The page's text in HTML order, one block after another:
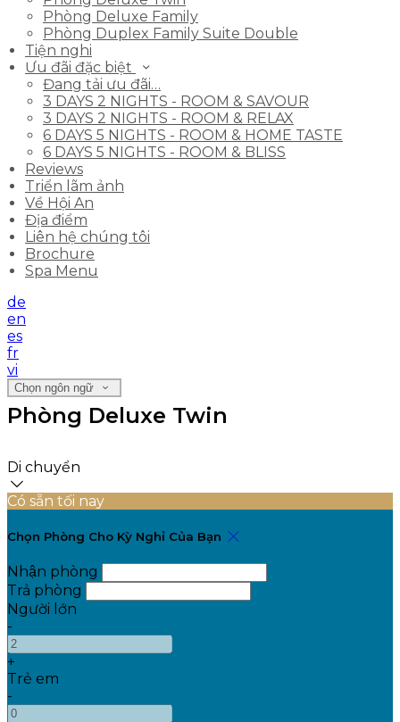
Phòng Deluxe Family
Phòng Duplex Family Suite Double
Tiện nghi
Ưu đãi đặc biệt
Đang tải ưu đãi…
3 DAYS 2 NIGHTS - ROOM & SAVOUR
3 DAYS 2 NIGHTS - ROOM & RELAX
6 DAYS 5 NIGHTS - ROOM & HOME TASTE
6 DAYS 5 NIGHTS - ROOM & BLISS
Reviews
Triển lãm ảnh
Về Hội An
Địa điểm
Liên hệ chúng tôi
Brochure
Spa Menu
de
en
es
fr
vi
Chọn ngôn ngữ
Phòng Deluxe Twin
Di chuyển
Có sẵn tối nay
Chọn Phòng Cho Kỳ Nghỉ Của Bạn
Nhận phòng
Trả phòng
Người lớn
-
+
Trẻ em
-